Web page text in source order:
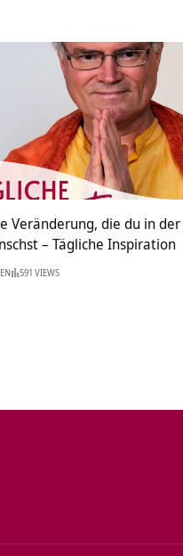
Veränderung, die du in der
– Tägliche Inspiration
591 VIEWS